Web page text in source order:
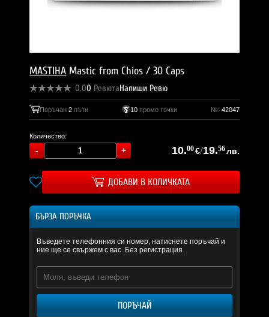
MASTIHA Mastic from Chios / 30 Caps
0.00 РевютаНапиши Ревю
Поръчан2 пъти 10промо точки №: 42047
Количество:
10.00€/19.56лв.
ДОБАВИ В КОЛИЧКАТА
БЪРЗА ПОРЪЧКА
Въведете телефонния си номер, натиснете поръчай и
ние ще се свържем с вас. Без регистрация.
ПОРЪЧАЙ